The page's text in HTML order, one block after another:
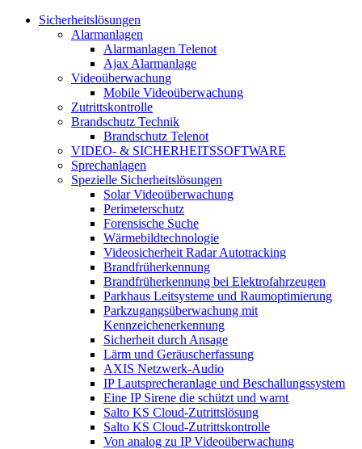
Sicherheitslösungen
Alarmanlagen
Alarmanlagen Telenot
Ajax Alarmanlage
Videoüberwachung
Mobile Videoüberwachung
Zutrittskontrolle
Brandschutz Technik
Brandschutz Telenot
VIDEO- & SICHERHEITSSOFTWARE
Sprechanlagen
Spezielle Sicherheitslösungen
Solar Videoüberwachung
Perimeterschutz
Forensische Suche
Wärmebildtechnologie
Videosicherheit Radar Autotracking​
Brandfrüherkennung
Brandfrüherkennung bei Elektrofahrzeugen
Parkhaus Leitsysteme und Raumoptimierung
Parkzugangsüberwachung mit
Kennzeichenerkennung
Sicherheit durch Ansage
Lärm und Geräuscherfassung
AXIS Netzwerk-Audio
IP Lautsprecheranlage und Beschallungssystem
Eine IP Sirene die schützt und warnt
Salto KS Cloud-Zutrittslösung
Salto KS Cloud-Zutrittskontrolle
Von analog zu IP Videoüberwachung